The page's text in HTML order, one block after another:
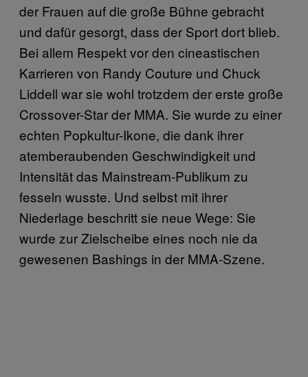
der Frauen auf die große Bühne gebracht
und dafür gesorgt, dass der Sport dort blieb.
Bei allem Respekt vor den cineastischen
Karrieren von Randy Couture und Chuck
Liddell war sie wohl trotzdem der erste große
Crossover-Star der MMA. Sie wurde zu einer
echten Popkultur-Ikone, die dank ihrer
atemberaubenden Geschwindigkeit und
Intensität das Mainstream-Publikum zu
fesseln wusste. Und selbst mit ihrer
Niederlage beschritt sie neue Wege: Sie
wurde zur Zielscheibe eines noch nie da
gewesenen Bashings in der MMA-Szene.